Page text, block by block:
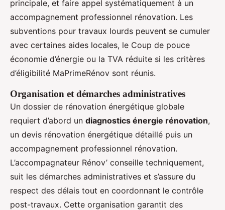
principale, et faire appel systématiquement à un
accompagnement professionnel rénovation. Les
subventions pour travaux lourds peuvent se cumuler
avec certaines aides locales, le Coup de pouce
économie d’énergie ou la TVA réduite si les critères
d’éligibilité MaPrimeRénov sont réunis.
Organisation et démarches administratives
Un dossier de rénovation énergétique globale
requiert d’abord un diagnostics énergie rénovation,
un devis rénovation énergétique détaillé puis un
accompagnement professionnel rénovation.
L’accompagnateur Rénov’ conseille techniquement,
suit les démarches administratives et s’assure du
respect des délais tout en coordonnant le contrôle
post-travaux. Cette organisation garantit des